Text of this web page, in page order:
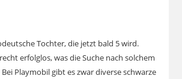
Tochter, die jetzt bald 5 wird.
erfolglos, was die Suche nach solchem
Playmobil gibt es zwar diverse schwarze